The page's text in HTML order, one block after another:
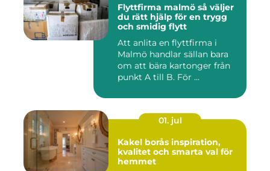
Flyttfirma malmö så väljer
du rätt hjälp för en trygg
och smidig flytt
Att anlita en flyttfirma i
Malmö handlar sällan bara
om att bära kartonger från
punkt A till B. För ...
01. jul
Kakel borås inspiration,
kvalitet och smarta val för
hemmet